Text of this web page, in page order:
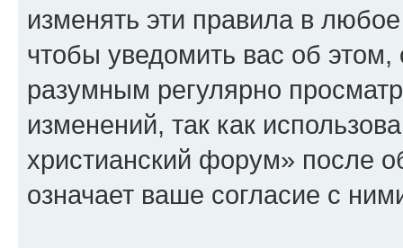
изменять эти правила в
чтобы уведомить вас об
разумным регулярно
изменений, так как
христианский форум» после
означает ваше согласие с